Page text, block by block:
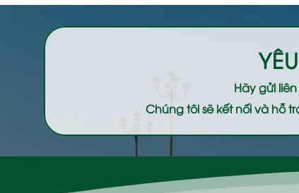
Hãy gửi
Chúng tôi sẽ kết nối và hỗ